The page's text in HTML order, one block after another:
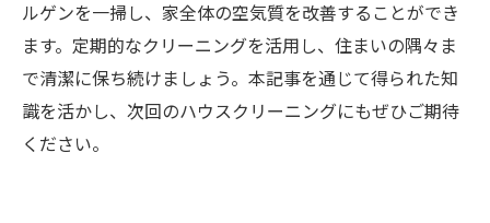
ルゲンを一掃し、家全体の空気質を改善することができ
ます。定期的なクリーニングを活用し、住まいの隅々ま
で清潔に保ち続けましょう。本記事を通じて得られた知
識を活かし、次回のハウスクリーニングにもぜひご期待
ください。